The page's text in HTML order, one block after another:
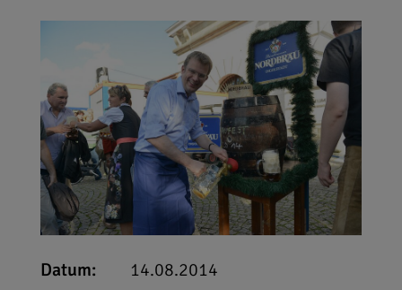
Datum:
14.08.2014